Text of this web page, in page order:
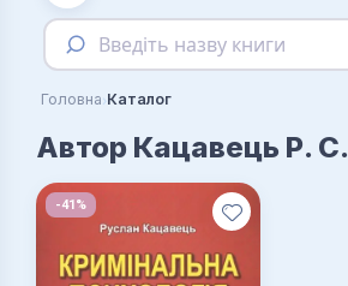
Введіть назву книги
Головна›Каталог
Автор Кацавець Р. С.
-41%